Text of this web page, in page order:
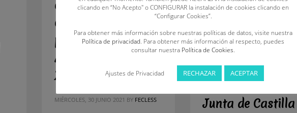
actividad deportiva
estival organizada
por el
Ayuntamiento de
Zamora
MIÉRCOLES, 30 JUNIO 2021 BY FECLESS
Drástica reducción
de las ayudas de
Dirección General
de Deportes de la
Junta de
clicando en “No Acepto" o CONFIGURAR la instalación de cookies clicando en
“Configurar Cookies”.
Para obtener más información sobre nuestras políticas de datos, visite nuestra
Política de privacidad. Para obtener más información al respecto, puedes
consultar nuestra Política de Cookies.
Ajustes de Privacidad RECHAZAR ACEPTAR